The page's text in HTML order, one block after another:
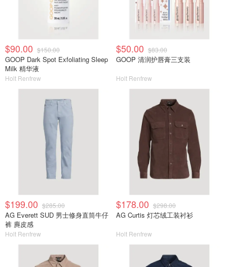
$90.00 $150.00
GOOP Dark Spot Exfoliating Sleep
Milk 精华液
Holt Renfrew
$50.00 $83.00
GOOP 清润护唇膏三支装
Holt Renfrew
$199.00 $285.00
AG Everett SUD 男士修身直筒牛仔
裤 麂皮感
Holt Renfrew
$178.00 $298.00
AG Curtis 灯芯绒工装衬衫
Holt Renfrew